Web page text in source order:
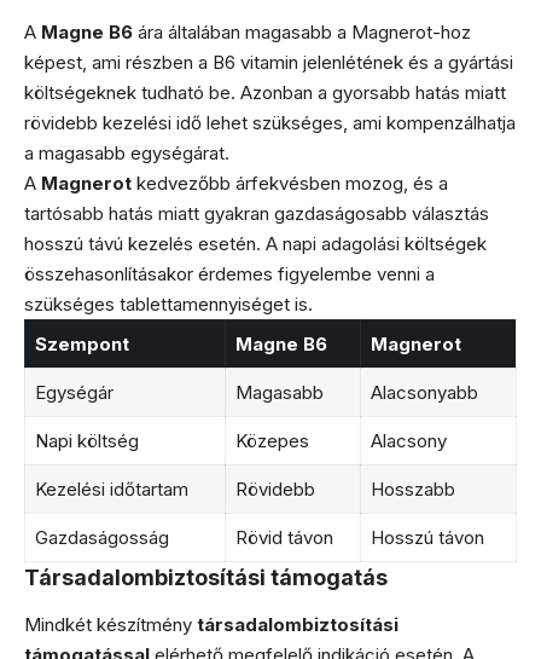
A Magne B6 ára általában magasabb a Magnerot-hoz
képest, ami részben a B6 vitamin jelenlétének és a gyártási
költségeknek tudható be. Azonban a gyorsabb hatás miatt
rövidebb kezelési idő lehet szükséges, ami kompenzálhatja
a magasabb egységárat.
A Magnerot kedvezőbb árfekvésben mozog, és a
tartósabb hatás miatt gyakran gazdaságosabb választás
hosszú távú kezelés esetén. A napi adagolási költségek
összehasonlításakor érdemes figyelembe venni a
szükséges tablettamennyiséget is.
Szempont
Magne B6 Magnerot
Egységár Magasabb Alacsonyabb
Napi költség Közepes Alacsony
Kezelési időtartam Rövidebb Hosszabb
Gazdaságosság Rövid távon Hosszú távon
Társadalombiztosítási támogatás
Mindkét készítmény társadalombiztosítási